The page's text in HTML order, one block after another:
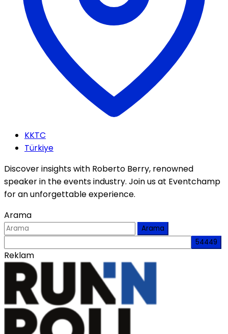
KKTC
Türkiye
Discover insights with Roberto Berry, renowned
speaker in the events industry. Join us at Eventchamp
for an unforgettable experience.
Arama
Arama
Reklam